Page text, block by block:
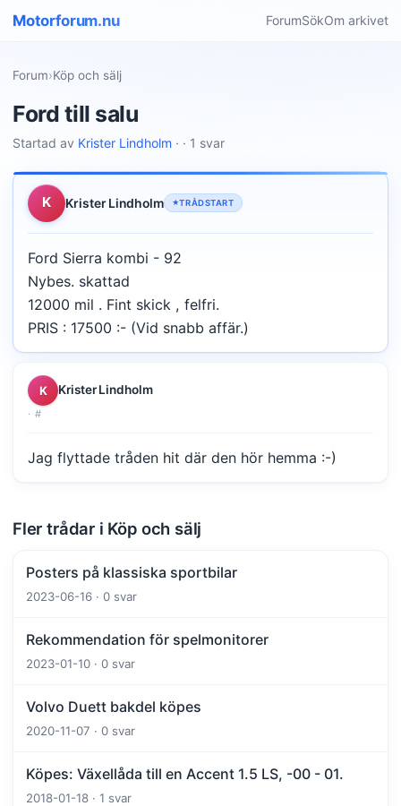
Motorforum.nu ForumSökOm arkivet
Forum›Köp och sälj
Ford till salu
Startad av Krister Lindholm · · 1 svar
K Krister Lindholm TRÅDSTART
Ford Sierra kombi - 92
Nybes. skattad
12000 mil . Fint skick , felfri.
PRIS : 17500 :- (Vid snabb affär.)
K Krister Lindholm
· #
Jag flyttade tråden hit där den hör hemma :-)
Fler trådar i Köp och sälj
Posters på klassiska sportbilar
2023-06-16 · 0 svar
Rekommendation för spelmonitorer
2023-01-10 · 0 svar
Volvo Duett bakdel köpes
2020-11-07 · 0 svar
Köpes: Växellåda till en Accent 1.5 LS, -00 - 01.
2018-01-18 · 1 svar